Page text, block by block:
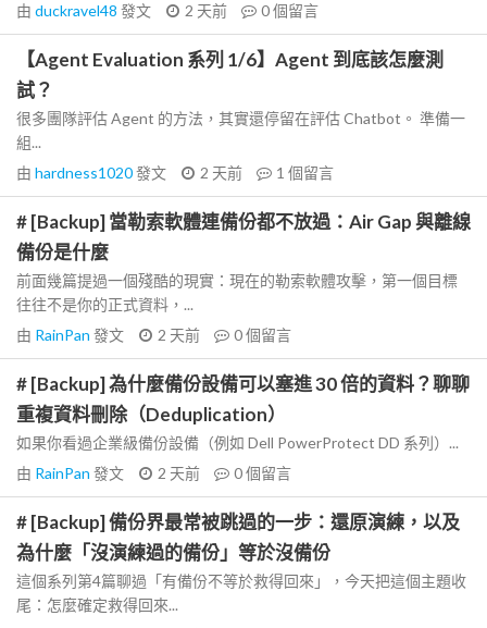
由 duckravel48 發文 2 天前 0個留言
【Agent Evaluation 系列 1/6】Agent 到底該怎麼測
試？
很多團隊評估 Agent 的方法，其實還停留在評估 Chatbot。 準備一
組...
由 hardness1020發文 2 天前 1 個留言
# [Backup] 當勒索軟體連備份都不放過：Air Gap 與離線
備份是什麼
前面幾篇提過一個殘酷的現實：現在的勒索軟體攻擊，第一個目標
往往不是你的正式資料，...
由 RainPan 發文 2 天前 0個留言
# [Backup] 為什麼備份設備可以塞進 30 倍的資料？聊聊
重複資料刪除（Deduplication）
如果你看過企業級備份設備（例如 Dell PowerProtect DD 系列）...
由 RainPan 發文 2 天前 0個留言
# [Backup] 備份界最常被跳過的一步：還原演練，以及
為什麼「沒演練過的備份」等於沒備份
這個系列第4篇聊過「有備份不等於救得回來」，今天把這個主題收
尾：怎麼確定救得回來...